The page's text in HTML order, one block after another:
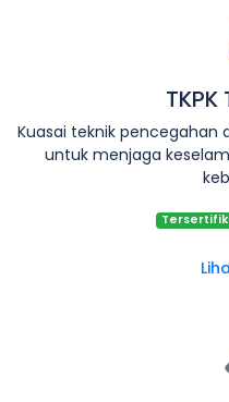
Kuasai teknik pencegahan
untuk menjaga